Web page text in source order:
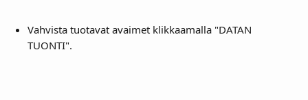
Vahvista tuotavat avaimet klikkaamalla "DATAN
TUONTI".